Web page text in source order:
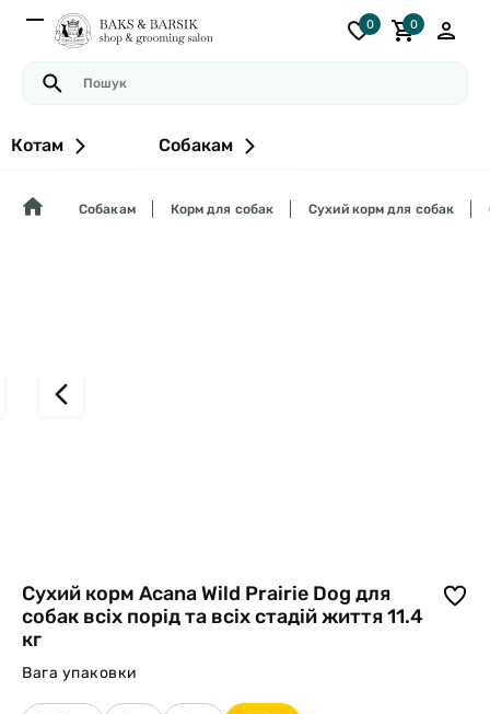
0 0
Котам Собакам
Собакам Корм для собак Сухий корм для собак
Cухий корм Acana Wild Prairie Dog для
собак всіх порід та всіх стадій життя 11.4
кг
Вага упаковки